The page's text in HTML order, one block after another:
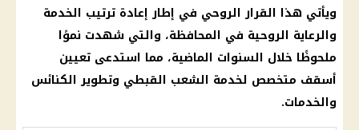
ويأتي هذا القرار الروحي في إطار إعادة ترتيب الخدمة
والرعاية الروحية في المحافظة، والتي شهدت نموًا
ملحوظًا خلال السنوات الماضية، مما استدعى تعيين
أسقف متخصص لخدمة الشعب القبطي وتطوير الكنائس
والخدمات.